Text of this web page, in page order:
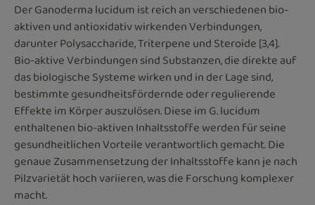
Der Ganoderma lucidum ist reich an verschiedenen bio-
aktiven und antioxidativ wirkenden Verbindungen,
darunter Polysaccharide, Triterpene und Steroide [3,4].
Bio-aktive Verbindungen sind Substanzen, die direkte auf
das biologische Systeme wirken und in der Lage sind,
bestimmte gesundheitsfördernde oder regulierende
Effekte im Körper auszulösen. Diese im G. lucidum
enthaltenen bio-aktiven Inhaltsstoffe werden für seine
gesundheitlichen Vorteile verantwortlich gemacht. Die
genaue Zusammensetzung der Inhaltsstoffe kann je nach
Pilzvarietät hoch variieren, was die Forschung komplexer
macht.